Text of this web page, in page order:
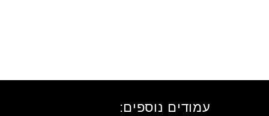
עמודים נוספים: